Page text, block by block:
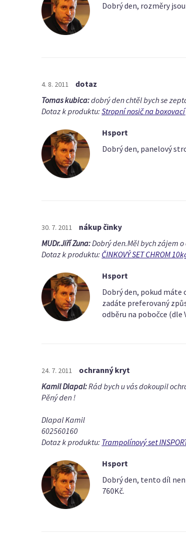
Dobrý den, rozměry
4. 8. 2011
dotaz
Tomas kubica:dobrý den chtěl bych se
Dotaz k produktu: Stropní nosič na
Hsport
Dobrý den, panelový
30. 7. 2011
nákup činky
MUDr.Jiří Zuna:Dobrý den.Měl bych zájem
Dotaz k produktu: ČINKOVÝ SET CHROM
Hsport
Dobrý den, pokud
zadáte preferovaný
odběru na pobočce (dle
24. 7. 2011
ochranný kryt
Kamil Dlapal:Rád bych u vás dokoupil
Pěný den !
Dlapal Kamil
602560160
Dotaz k produktu: Trampolínový set
Hsport
Dobrý den, tento díl
760Kč.